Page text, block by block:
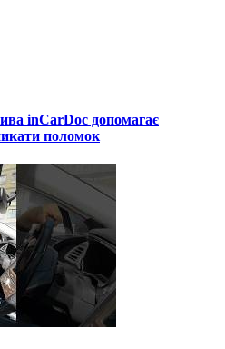
inCarDoc допомагає
поломок